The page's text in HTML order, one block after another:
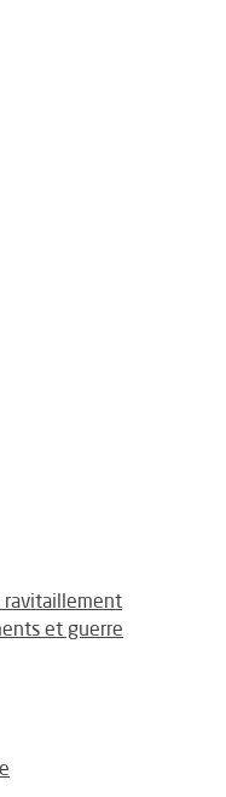
ravitaillement
et guerre